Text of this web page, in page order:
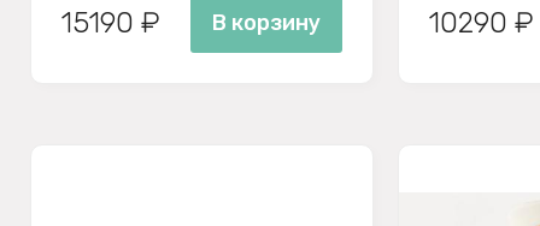
15190 ₽ В корзину 10290 ₽